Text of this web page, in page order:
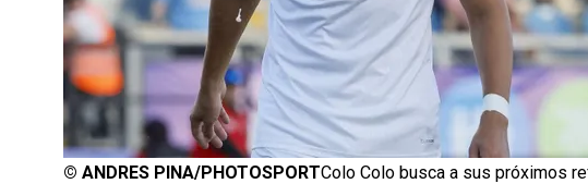
© ANDRES PINA/PHOTOSPORTColo Colo busca a sus próximos